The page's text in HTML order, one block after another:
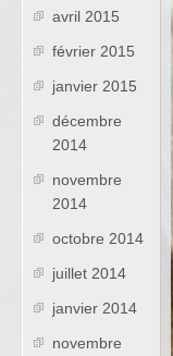
avril 2015
février 2015
janvier 2015
décembre
2014
novembre
2014
octobre 2014
juillet 2014
janvier 2014
novembre